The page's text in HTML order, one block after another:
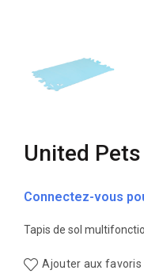
United
Connectez-vous
Tapis de sol
Ajouter aux favoris